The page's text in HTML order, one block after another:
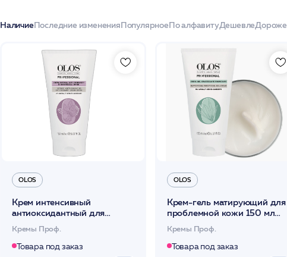
НаличиеПоследние измененияПопулярноеПо алфавитуДешевлеДороже
OLOS
Крем интенсивный
антиоксидантный для
мл /OLOS
Кремы Проф.
Товара под заказ
OLOS
Крем-гель матирующий для
проблемной кожи 150 мл
Кремы Проф.
Товара под заказ